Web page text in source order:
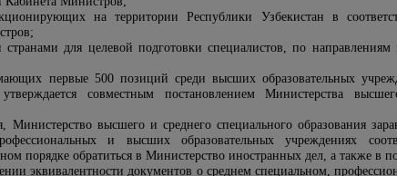
на территории Республики Узбекистан в
для целевой подготовки специалистов, по
первые 500 позиций среди высших образовательных
совместным постановлением Министерства
Министерство высшего и среднего специального образования
и высших образовательных учреждениях
порядке обратиться в Министерство иностранных дел, а также в
эквивалентности документов о среднем специальном,